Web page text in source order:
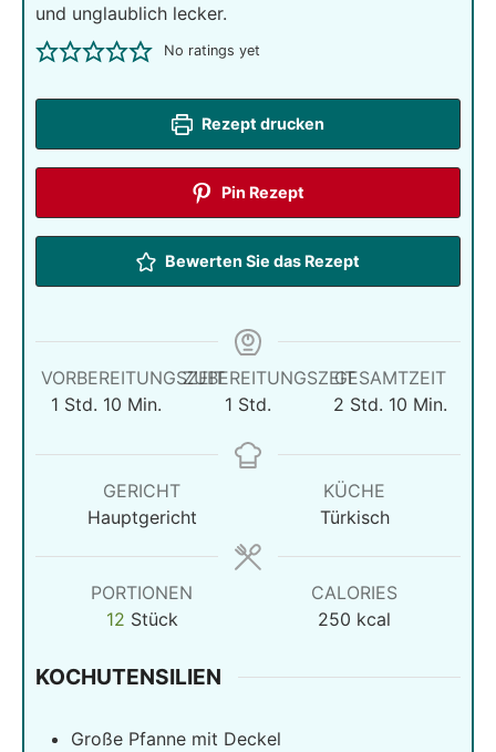
und unglaublich lecker.
No ratings yet
Rezept drucken
Pin Rezept
Bewerten Sie das Rezept
VORBEREITUNGSZEIT
1 Stunde
Std. 10 Minuten
Min.
ZUBEREITUNGSZEIT
1 Stunde
Std.
GESAMTZEIT
2Stunden
Std. 10Minuten
Min.
GERICHT
Hauptgericht
KÜCHE
Türkisch
PORTIONEN
12 Stück
CALORIES
250 kcal
KOCHUTENSILIEN
Große Pfanne mit Deckel